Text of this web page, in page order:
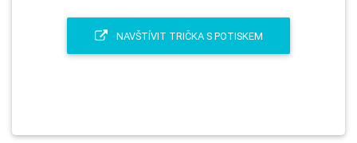
NAVŠTÍVIT TRIČKA S POTISKEM